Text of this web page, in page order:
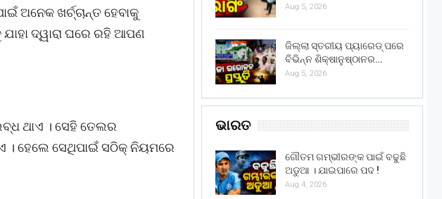
ଅନେକ ଖର୍ଚ୍ଚାନ୍ତ ହେବାକୁ
ଦ୍ୱାରା ଘରେ ରହି ଆପଣ
ଥାଏ । ସେହି ତେଲର
। ହେଲେ ସେଥିପାଇଁ ସଠିକ୍ ନିୟମରେ
Aug 5, 2026
ଜିଲ୍ଲା ସ୍ତରୀୟ ପ୍ୟାରେଡ୍ ପରେ
ବିଭିନ୍ନ ଶିକ୍ଷାନୁଷ୍ଠାନର…
Aug 5, 2026
ଭାରତ
ଗୌତମ ଗମ୍ଭୀରଙ୍କ ପାଇଁ ବଢୁଛି
ଅଡୁଆ । ଯାଇପାରେ ପଦ !
Aug 4, 2026